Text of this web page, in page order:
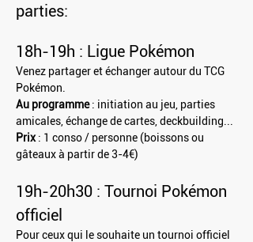
parties:
18h-19h : Ligue Pokémon
Venez partager et échanger autour du TCG
Pokémon.
Au programme : initiation au jeu, parties
amicales, échange de cartes, deckbuilding...
Prix : 1 conso / personne (boissons ou
gâteaux à partir de 3-4€)
19h-20h30 : Tournoi Pokémon
officiel
Pour ceux qui le souhaite un tournoi officiel